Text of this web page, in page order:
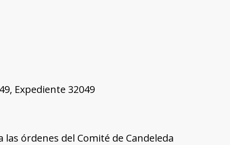
Expediente 32049
órdenes del Comité de Candeleda